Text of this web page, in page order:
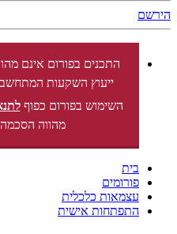
הירשם
התכנים בפורום אינם
ייעוץ השקעות
השימוש בפורום כפוף
מהווה
בית
פורומים
עצמאות כלכלית
התפתחות אישית